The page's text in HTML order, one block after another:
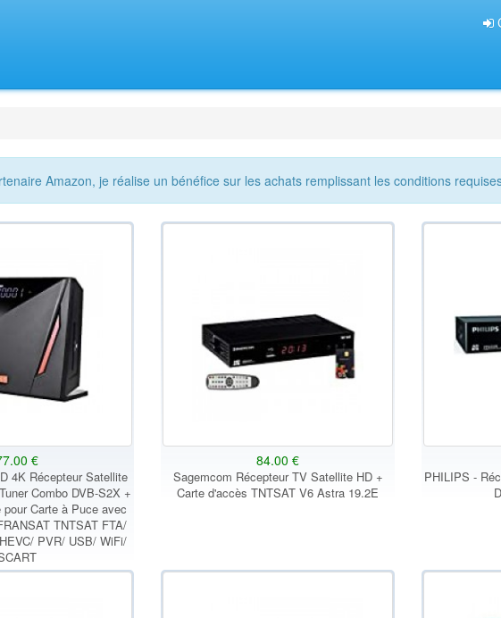
Amazon, je réalise un bénéfice sur les achats remplissant les conditions
€
4K Récepteur Satellite
Combo DVB-S2X +
Carte à Puce avec
TNTSAT FTA/
PVR/ USB/ WiFi/
84.00 €
Sagemcom Récepteur TV Satellite HD +
Carte d'accès TNTSAT V6 Astra 19.2E
PHILIPS -